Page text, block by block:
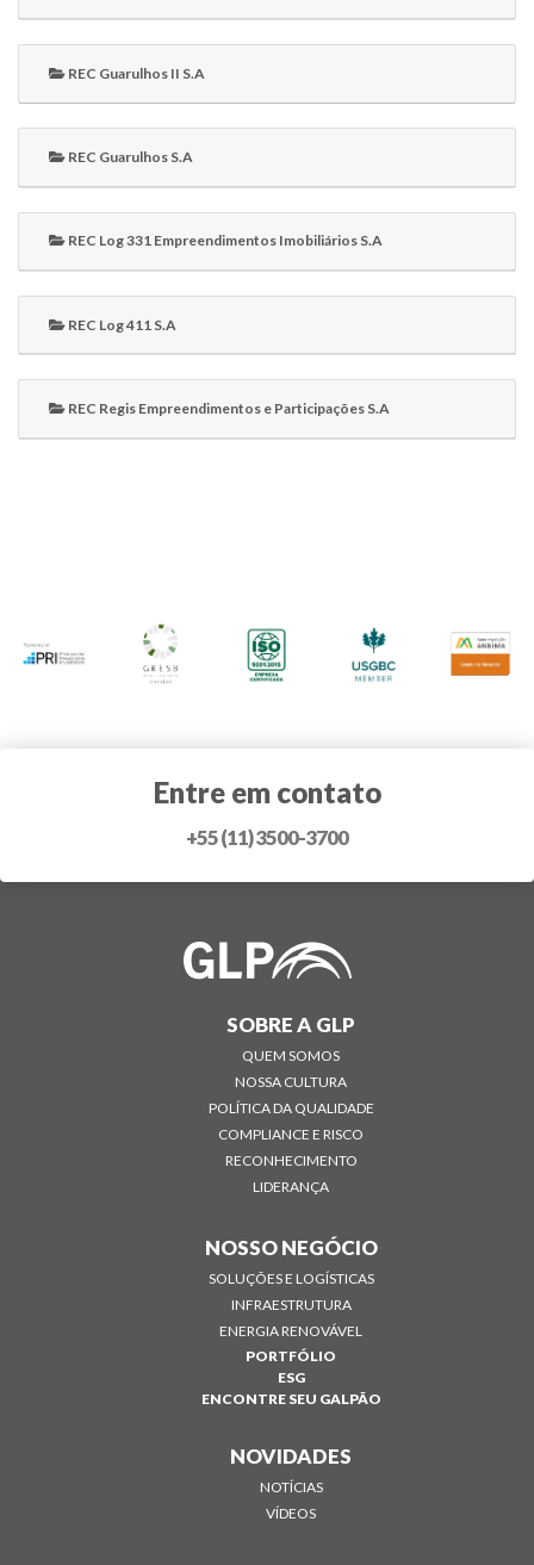
REC Guarulhos II S.A
REC Guarulhos S.A
REC Log 331 Empreendimentos Imobiliários S.A
REC Log 411 S.A
REC Regis Empreendimentos e Participações S.A
Entre em contato
+55 (11) 3500-3700
SOBRE A GLP
QUEM SOMOS
NOSSA CULTURA
POLÍTICA DA QUALIDADE
COMPLIANCE E RISCO
RECONHECIMENTO
LIDERANÇA
NOSSO NEGÓCIO
SOLUÇÕES E LOGÍSTICAS
INFRAESTRUTURA
ENERGIA RENOVÁVEL
PORTFÓLIO
ESG
ENCONTRE SEU GALPÃO
NOVIDADES
NOTÍCIAS
VÍDEOS